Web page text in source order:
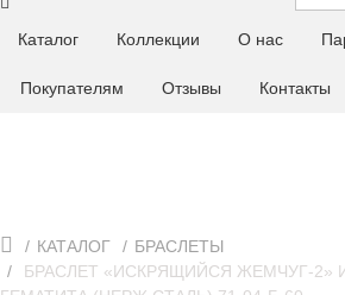
Каталог Коллекции О нас
Покупателям Отзывы Контакты
КАТАЛОГ
БРАСЛЕТЫ
БРАСЛЕТ «ИСКРЯЩИЙСЯ ЖЕМЧУГ-2»